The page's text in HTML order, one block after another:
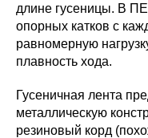
длине гусеницы. В
опорных катков с
равномерную
плавность хода.
Гусеничная лента
металлическую
резиновый корд